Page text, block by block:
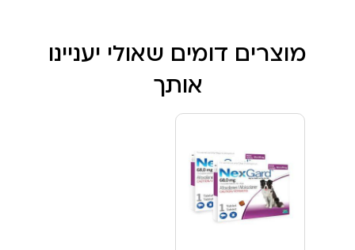
מוצרים דומים שאולי יעניינו
אותך